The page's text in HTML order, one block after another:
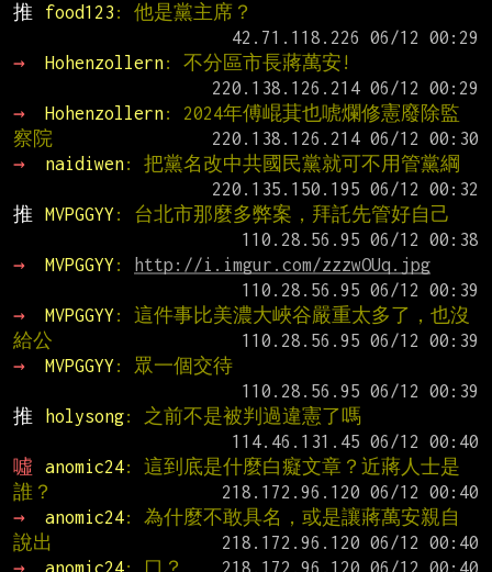
推
food123 : 他是黨主席？
→
Hohenzollern: 不分區市長蔣萬安!
→
Hohenzollern: 2024年傅崐萁也唬爛修憲廢除監
察院
→
naidiwen: 把黨名改中共國民黨就可不用管黨綱
推
MVPGGYY : 台北市那麼多弊案，拜託先管好自己
→
MVPGGYY :
http://i.imgur.com/zzzwOUq.jpg
→
MVPGGYY : 這件事比美濃大峽谷嚴重太多了，也沒
給公
→
MVPGGYY : 眾一個交待
推
holysong: 之前不是被判過違憲了嗎
噓
anomic24: 這到底是什麼白癡文章？近蔣人士是
誰？
→
anomic24: 為什麼不敢具名，或是讓蔣萬安親自
說出
→
anomic24: 口？